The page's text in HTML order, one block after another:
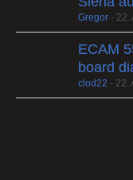
Gregor - 22.
ECAM
board
clod22 - 22.